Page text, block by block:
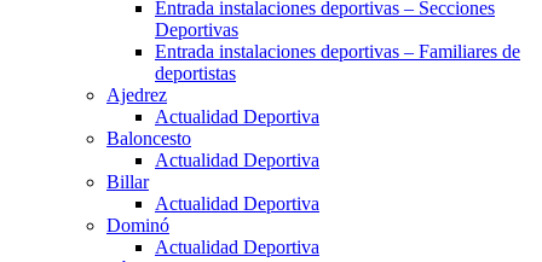
Entrada instalaciones deportivas – Secciones
Deportivas
Entrada instalaciones deportivas – Familiares de
deportistas
Ajedrez
Actualidad Deportiva
Baloncesto
Actualidad Deportiva
Billar
Actualidad Deportiva
Dominó
Actualidad Deportiva